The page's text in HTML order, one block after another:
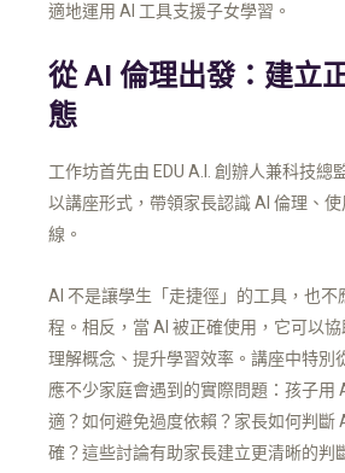
適地運用 AI 工具支援子女學習。
從 AI 倫理出發：建立
態
工作坊首先由 EDU A.I. 創辦人兼科技總
以講座形式，帶領家長認識 AI 倫理、
線。
AI 不是讓學生「走捷徑」的工具，也不
程。相反，當 AI 被正確使用，它可以協
理解概念、提升學習效率。講座中特別
應不少家庭會遇到的實際問題：孩子用
適？如何避免過度依賴？家長如何判斷
確？這些討論有助家長建立更清晰的判